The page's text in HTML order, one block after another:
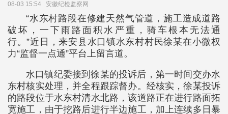
08-03 15:54 安徽纪检监察网
“水东村路段在修建天然气管道，施工造成道路
破坏，一下雨路面积水严重，骑车根本无法通
行。”近日，来安县水口镇水东村村民徐某在小微权
力“监督一点通”平台上留言道。
水口镇纪委接到徐某的投诉后，第一时间交办水
东村核实处理，并全程跟踪督办。经核实，徐某投诉
的路段位于水东村清水北路，该道路正在进行路面拓
宽施工，由于挖路后进行半边施工，加上连续多日暴